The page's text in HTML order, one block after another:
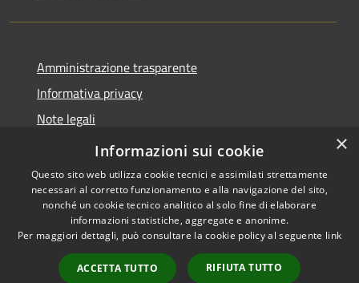
Amministrazione trasparente
Informativa privacy
Note legali
Dichiarazione di accessibilità
Accessibilità
Copyright © 2026 • Comune di
Sinagra • Powered by
Municipium•
Accesso
×
Informazioni sui cookie
Questo sito web utilizza cookie tecnici e assimilati strettamente
necessari al corretto funzionamento e alla navigazione del sito,
nonché un cookie tecnico analitico al solo fine di elaborare
informazioni statistiche, aggregate e anonime.
Per maggiori dettagli, può consultare la cookie policy al seguente link
ACCETTA TUTTO RIFIUTA TUTTO